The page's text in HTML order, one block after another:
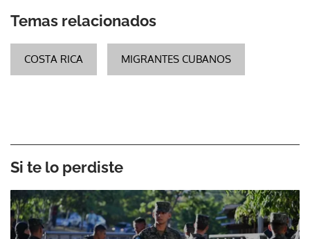
Temas relacionados
COSTA RICA MIGRANTES CUBANOS
Si te lo perdiste